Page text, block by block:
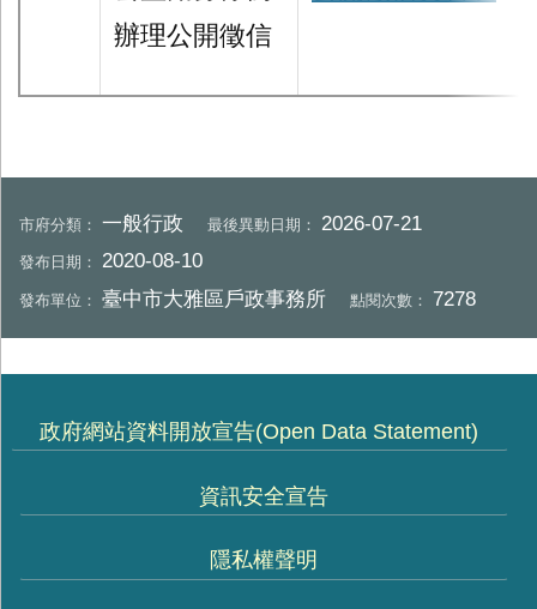
辦理公開徵信
市府分類：一般行政 最後異動日期：2026-07-21
發布日期：2020-08-10
發布單位：臺中市大雅區戶政事務所 點閱次數： 7278
政府網站資料開放宣告(Open Data Statement)
資訊安全宣告
隱私權聲明